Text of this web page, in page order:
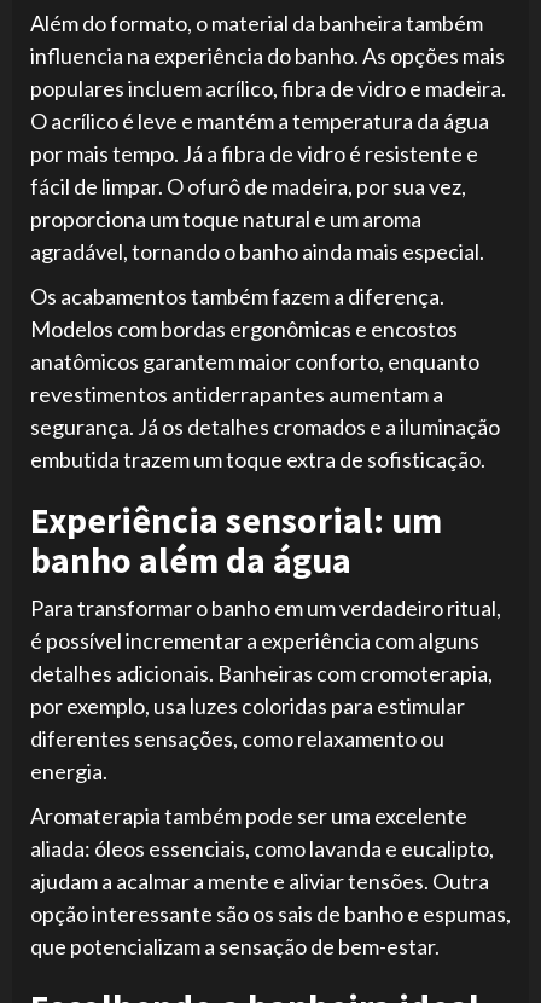
Além do formato, o material da banheira também
influencia na experiência do banho. As opções mais
populares incluem acrílico, fibra de vidro e madeira.
O acrílico é leve e mantém a temperatura da água
por mais tempo. Já a fibra de vidro é resistente e
fácil de limpar. O ofurô de madeira, por sua vez,
proporciona um toque natural e um aroma
agradável, tornando o banho ainda mais especial.
Os acabamentos também fazem a diferença.
Modelos com bordas ergonômicas e encostos
anatômicos garantem maior conforto, enquanto
revestimentos antiderrapantes aumentam a
segurança. Já os detalhes cromados e a iluminação
embutida trazem um toque extra de sofisticação.
Experiência sensorial: um
banho além da água
Para transformar o banho em um verdadeiro ritual,
é possível incrementar a experiência com alguns
detalhes adicionais. Banheiras com cromoterapia,
por exemplo, usa luzes coloridas para estimular
diferentes sensações, como relaxamento ou
energia.
Aromaterapia também pode ser uma excelente
aliada: óleos essenciais, como lavanda e eucalipto,
ajudam a acalmar a mente e aliviar tensões. Outra
opção interessante são os sais de banho e espumas,
que potencializam a sensação de bem-estar.